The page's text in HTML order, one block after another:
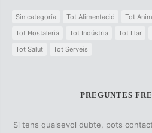
Sin categoría Tot Alimentació Tot
Tot Hostaleria
Tot Indústria Tot Llar
Tot Salut
Tot Serveis
PREGUNTES
Si tens qualsevol dubte, pots